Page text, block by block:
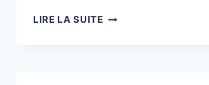
LIRE LA SUITECLIN